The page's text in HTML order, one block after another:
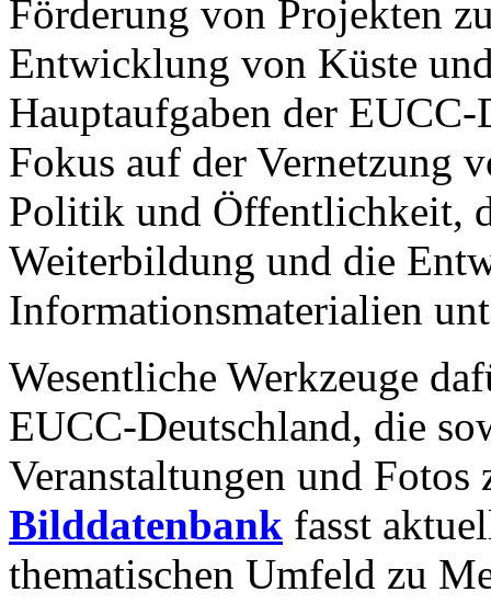
Förderung von Projekten
Entwicklung von Küste
Hauptaufgaben der
Fokus auf der Vernetzung
Politik und Öffentlichkeit,
Weiterbildung und die
Informationsmaterialien
Wesentliche Werkzeuge
EUCC-Deutschland, die
Veranstaltungen und
Bilddatenbank fasst
thematischen Umfeld zu